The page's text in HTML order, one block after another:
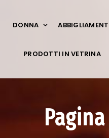
DONNA
PRODOTTI IN VETRINA